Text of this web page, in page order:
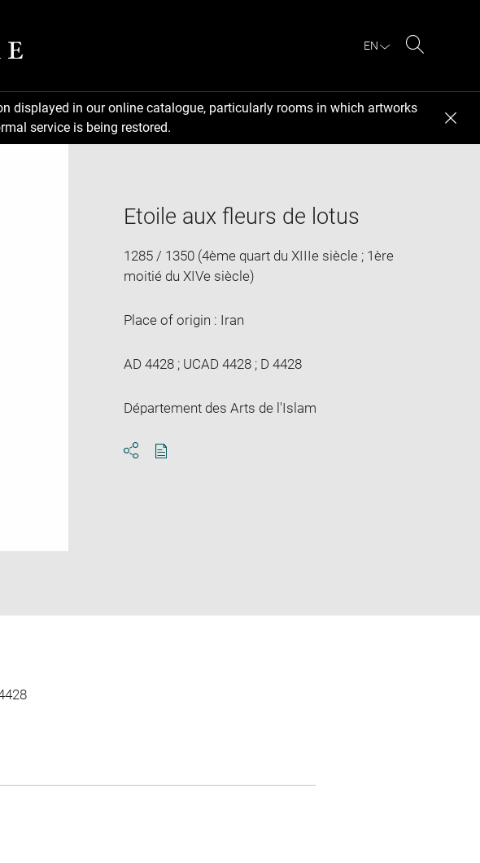
EN
displayed in our online catalogue, particularly rooms in which artworks
service is being restored.
Etoile aux fleurs de lotus
1285 / 1350 (4ème quart du XIIIe siècle ; 1ère
moitié du XIVe siècle)
Place of origin : Iran
AD 4428 ; UCAD 4428 ; D 4428
Département des Arts de l'Islam